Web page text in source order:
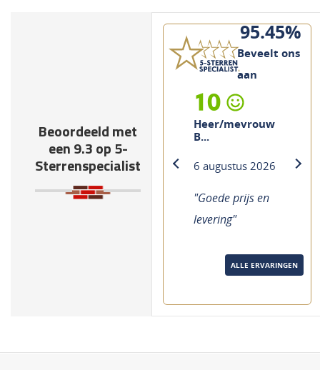
Beoordeeld met
een 9.3 op 5-
Sterrenspecialist
95.45%
Beveelt ons
aan
10
Heer/mevrouw
Kock
4 augustus 2026
"Goed advies
goede service"
previous next
ALLE ERVARINGEN